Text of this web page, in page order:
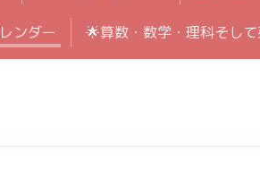
ンダー 🌟算数・数学・理科そし